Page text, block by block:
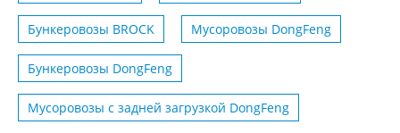
Бункеровозы BROCK Мусоровозы DongFeng
Бункеровозы DongFeng
Мусоровозы с задней загрузкой DongFeng